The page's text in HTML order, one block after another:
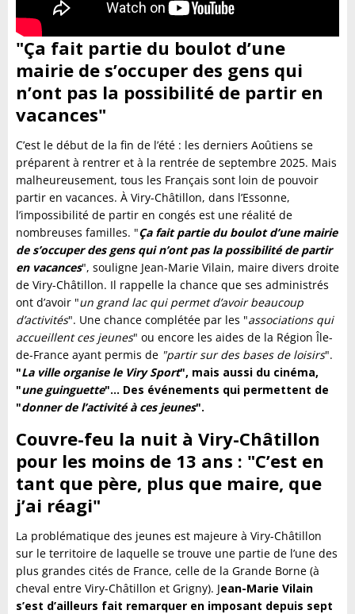
"Ça fait partie du boulot d’une
mairie de s’occuper des gens qui
n’ont pas la possibilité de partir en
vacances"
C’est le début de la fin de l’été : les derniers Aoûtiens se
préparent à rentrer et à la rentrée de septembre 2025. Mais
malheureusement, tous les Français sont loin de pouvoir
partir en vacances. À Viry-Châtillon, dans l’Essonne,
l’impossibilité de partir en congés est une réalité de
nombreuses familles. "Ça fait partie du boulot d’une mairie
de s’occuper des gens qui n’ont pas la possibilité de partir
en vacances", souligne Jean-Marie Vilain, maire divers droite
de Viry-Châtillon. Il rappelle la chance que ses administrés
ont d’avoir "un grand lac qui permet d’avoir beaucoup
d’activités". Une chance complétée par les "associations qui
accueillent ces jeunes" ou encore les aides de la Région Île-
de-France ayant permis de "partir sur des bases de loisirs".
"La ville organise le Viry Sport", mais aussi du cinéma,
"une guinguette"… Des événements qui permettent de
"donner de l’activité à ces jeunes".
Couvre-feu la nuit à Viry-Châtillon
pour les moins de 13 ans : "C’est en
tant que père, plus que maire, que
j’ai réagi"
La problématique des jeunes est majeure à Viry-Châtillon
sur le territoire de laquelle se trouve une partie de l’une des
plus grandes cités de France, celle de la Grande Borne (à
cheval entre Viry-Châtillon et Grigny). Jean-Marie Vilain
s’est d’ailleurs fait remarquer en imposant depuis sept